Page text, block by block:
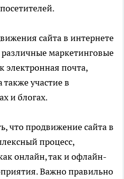
сайта в интернете
маркетинговые
электронная почта,
участие в
и блогах.
что продвижение сайта в
процесс,
онлайн, так и офлайн-
Важно правильно